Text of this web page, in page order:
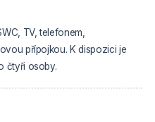
TV, telefonem,
přípojkou. K dispozici je
čtyři osoby.